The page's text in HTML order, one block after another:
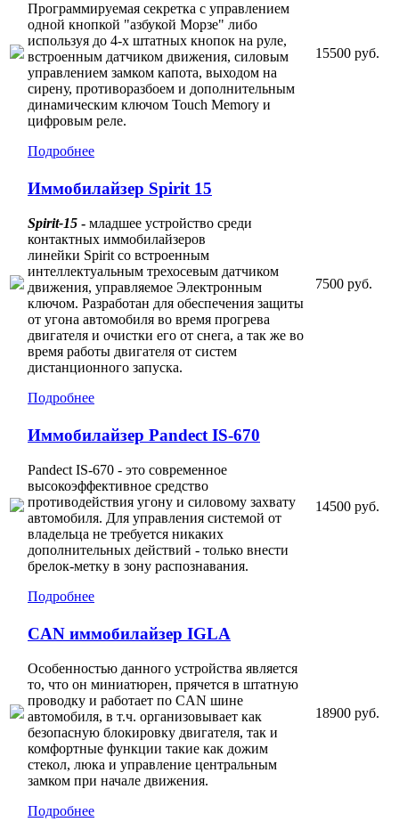
Программируемая секретка с управлением
одной кнопкой "азбукой Морзе" либо
используя до 4-х штатных кнопок на руле,
встроенным датчиком движения, силовым
управлением замком капота, выходом на
сирену, противоразбоем и дополнительным
динамическим ключом Touch Memory и
цифровым реле.
Подробнее
15500 руб.
Иммобилайзер Spirit 15
Spirit-15 - младшее устройство среди
контактных иммобилайзеров
линейки Spirit со встроенным
интеллектуальным трехосевым датчиком
движения, управляемое Электронным
ключом. Разработан для обеспечения защиты
от угона автомобиля во время прогрева
двигателя и очистки его от снега, а так же во
время работы двигателя от систем
дистанционного запуска.
Подробнее
7500 руб.
Иммобилайзер Pandect IS-670
Pandect IS-670 - это современное
высокоэффективное средство
противодействия угону и силовому захвату
автомобиля. Для управления системой от
владельца не требуется никаких
дополнительных действий - только внести
брелок-метку в зону распознавания.
Подробнее
14500 руб.
CAN иммобилайзер IGLA
Особенностью данного устройства является
то, что он миниатюрен, прячется в штатную
проводку и работает по CAN шине
автомобиля, в т.ч. организовывает как
безопасную блокировку двигателя, так и
комфортные функции такие как дожим
стекол, люка и управление центральным
замком при начале движения.
Подробнее
18900 руб.